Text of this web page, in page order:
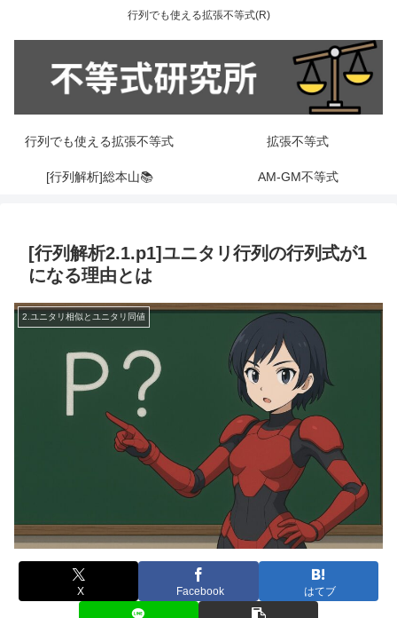
行列でも使える拡張不等式(R)
行列でも使える拡張不等式 拡張不等式
[行列解析]総本山📚 AM-GM不等式
[行列解析2.1.p1]ユニタリ行列の行列式が1
になる理由とは
2.ユニタリ相似とユニタリ同値
X Facebook はてブ